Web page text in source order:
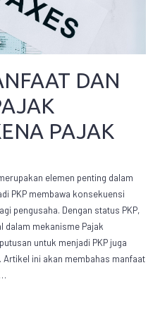
DAN
PAJAK
elemen penting dalam
PKP membawa konsekuensi
pengusaha. Dengan status PKP,
dalam mekanisme Pajak
untuk menjadi PKP juga
ini akan membahas manfaat